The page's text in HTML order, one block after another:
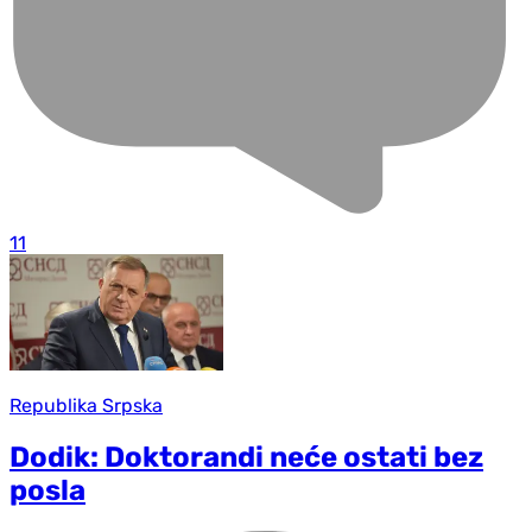
11
Republika Srpska
Dodik: Doktorandi neće ostati bez
posla